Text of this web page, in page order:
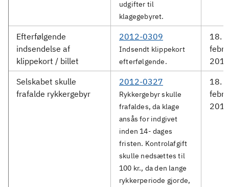
udgifter til
klagegebyret.
Efterfølgende
indsendelse af
klippekort / billet
2012-0309
Indsendt klippekort
efterfølgende.
18.
Selskabet skulle
frafalde rykkergebyr
2012-0327
Rykkergebyr skulle
frafaldes, da klage
ansås for indgivet
inden 14- dages
fristen. Kontrolafgift
skulle nedsættes til
100 kr., da den lange
rykkerperiode gjorde,
18.